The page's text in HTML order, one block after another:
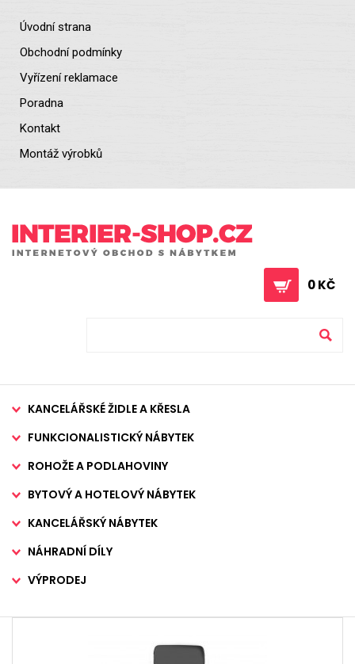
Úvodní strana
Obchodní podmínky
Vyřízení reklamace
Poradna
Kontakt
Montáž výrobků
0 KČ
KANCELÁŘSKÉ ŽIDLE A KŘESLA
FUNKCIONALISTICKÝ NÁBYTEK
ROHOŽE A PODLAHOVINY
BYTOVÝ A HOTELOVÝ NÁBYTEK
KANCELÁŘSKÝ NÁBYTEK
NÁHRADNÍ DÍLY
VÝPRODEJ